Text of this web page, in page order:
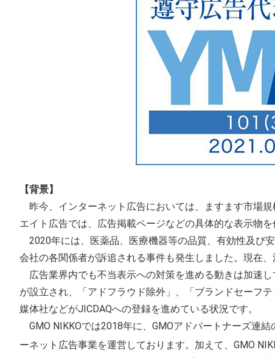
【背景】
昨今、インターネット広告においては、ますます市場
エイト広告では、広告掲載ページなどの具体的な表示物
2020年には、医薬品、医療機器等の品質、有効性及び
会社の各関係者が訴追される事件も発生しました。現在
広告業界内でも不当表示への対策を進める動きは加速
が設立され、「アドフラウド除外」、「ブランドセーフ
媒体社などがJICDAQへの登録を進めている状況です。
GMO NIKKOでは2018年に、GMOアドパートナーズ連
ーネット広告事業を運営しております。加えて、GMO